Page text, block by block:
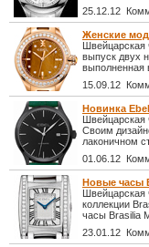
25.12.12
Женские
Швейцарская
выпуск двух
выполненная
15.09.12
Новинка
Швейцарская
Своим
лаконичном
01.06.12
Новые часы
Швейцарская
коллекции
часы Brasilia
23.01.12